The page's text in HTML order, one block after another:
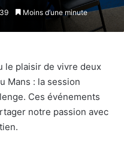
Moins d’une minute
le plaisir de vivre deux
Mans : la session
Ces événements
notre passion avec